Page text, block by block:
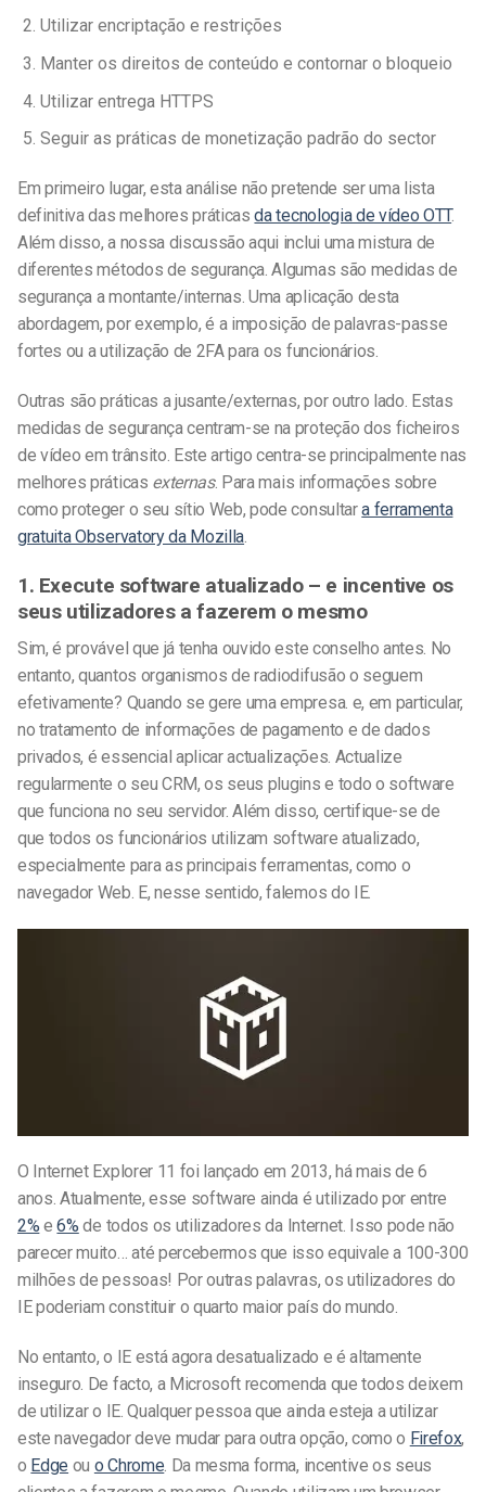
Utilizar encriptação e restrições
Manter os direitos de conteúdo e contornar o bloqueio
Utilizar entrega HTTPS
Seguir as práticas de monetização padrão do sector
Em primeiro lugar, esta análise não pretende ser uma lista
definitiva das melhores práticasda tecnologia de vídeo OTT.
Além disso, a nossa discussão aqui inclui uma mistura de
diferentes métodos de segurança. Algumas são medidas de
segurança a montante/internas. Uma aplicação desta
abordagem, por exemplo, é a imposição de palavras-passe
fortes ou a utilização de 2FA para os funcionários.
Outras são práticas a jusante/externas, por outro lado. Estas
medidas de segurança centram-se na proteção dos ficheiros
de vídeo em trânsito. Este artigo centra-se principalmente nas
melhores práticas externas. Para mais informações sobre
como proteger o seu sítio Web, pode consultara ferramenta
gratuita Observatory da Mozilla
1. Execute software atualizado – e incentive os
seus utilizadores a fazerem o mesmo
Sim, é provável que já tenha ouvido este conselho antes. No
entanto, quantos organismos de radiodifusão o seguem
efetivamente? Quando se gere uma empresa. e, em particular,
no tratamento de informações de pagamento e de dados
privados, é essencial aplicar actualizações. Actualize
regularmente o seu CRM, os seus plugins e todo o software
que funciona no seu servidor. Além disso, certifique-se de
que todos os funcionários utilizam software atualizado,
especialmente para as principais ferramentas, como o
navegador Web. E, nesse sentido, falemos do IE.
O Internet Explorer 11 foi lançado em 2013, há mais de 6
anos. Atualmente, esse software ainda é utilizado por entre
2% e6% de todos os utilizadores da Internet. Isso pode não
parecer muito… até percebermos que isso equivale a 100-300
milhões de pessoas! Por outras palavras, os utilizadores do
IE poderiam constituir o quarto maior país do mundo.
No entanto, o IE está agora desatualizado e é altamente
inseguro. De facto, a Microsoft recomenda que todos deixem
de utilizar o IE. Qualquer pessoa que ainda esteja a utilizar
este navegador deve mudar para outra opção, como o Firefox,
o Edge ou o Chrome. Da mesma forma, incentive os seus